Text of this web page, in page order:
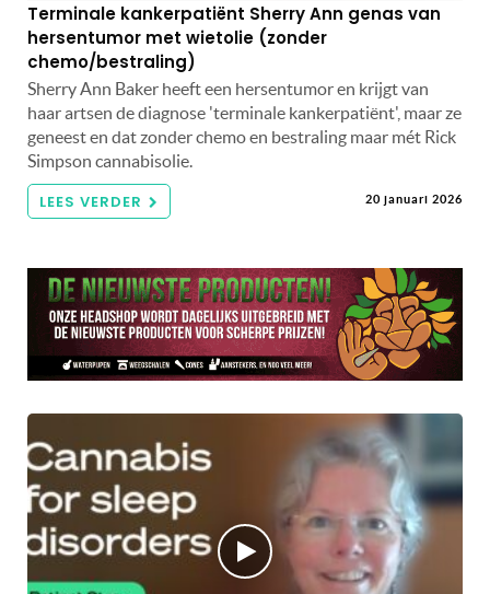
Terminale kankerpatiënt Sherry Ann genas van
hersentumor met wietolie (zonder
chemo/bestraling)
Sherry Ann Baker heeft een hersentumor en krijgt van
haar artsen de diagnose 'terminale kankerpatiënt', maar ze
geneest en dat zonder chemo en bestraling maar mét Rick
Simpson cannabisolie.
LEES VERDER 20 januari 2026